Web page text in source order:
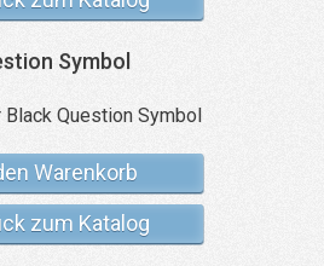
Symbol
Warenkorb
zum Katalog